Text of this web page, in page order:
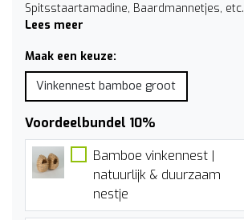
Spitsstaartamadine, Baardmannetjes, etc.
Lees meer
Maak een keuze:
Vinkennest bamboe groot
Voordeelbundel 10%
Bamboe vinkennest |
natuurlijk & duurzaam
nestje